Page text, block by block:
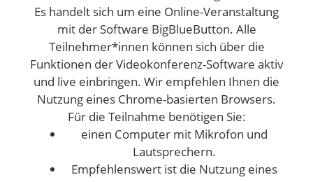
Es handelt sich um eine Online-Veranstaltung
mit der Software BigBlueButton. Alle
Teilnehmer*innen können sich über die
Funktionen der Videokonferenz-Software aktiv
und live einbringen. Wir empfehlen Ihnen die
Nutzung eines Chrome-basierten Browsers.
Für die Teilnahme benötigen Sie:
einen Computer mit Mikrofon und
Lautsprechern.
Empfehlenswert ist die Nutzung eines